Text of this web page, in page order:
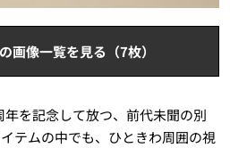
画像一覧を見る（7枚）
年を記念して放つ、前代未聞の別
テムの中でも、ひときわ周囲の視